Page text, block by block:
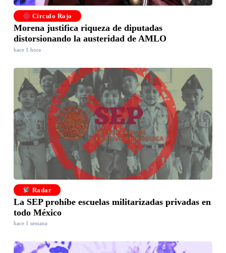
Círculo Rojo
Morena justifica riqueza de diputadas
distorsionando la austeridad de AMLO
hace 1 hora
Radar
La SEP prohíbe escuelas militarizadas privadas en
todo México
hace 1 semana